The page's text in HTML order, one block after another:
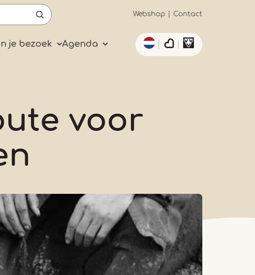
Secundaïre
navigatie
Webshop Contact
je bezoek Agenda
Aanvullende acties
voor